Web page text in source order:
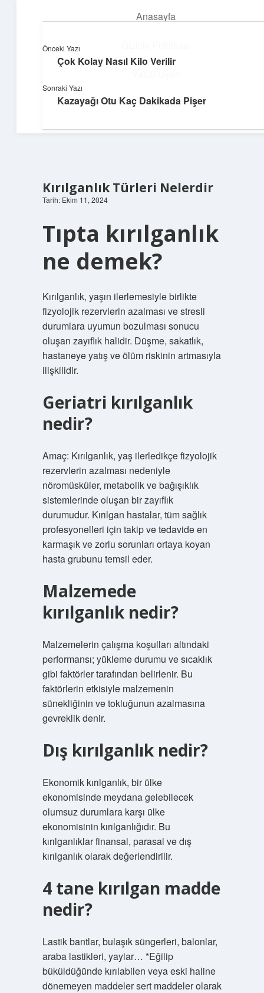
Anasayfa
Hakkımızda
Üretim ve İlham
Yaratıcı projelerle dünyanı inşa et!
Kırılganlık Türleri Nelerdir
Tarih: Ekim 11, 2024
Tıpta kırılganlık
ne demek?
Kırılganlık, yaşın ilerlemesiyle birlikte
fizyolojik rezervlerin azalması ve stresli
durumlara uyumun bozulması sonucu
oluşan zayıflık halidir. Düşme, sakatlık,
hastaneye yatış ve ölüm riskinin artmasıyla
ilişkilidir.
Geriatri kırılganlık
nedir?
Amaç: Kırılganlık, yaş ilerledikçe fizyolojik
rezervlerin azalması nedeniyle
nöromüsküler, metabolik ve bağışıklık
sistemlerinde oluşan bir zayıflık
durumudur. Kırılgan hastalar, tüm sağlık
profesyonelleri için takip ve tedavide en
karmaşık ve zorlu sorunları ortaya koyan
hasta grubunu temsil eder.
Malzemede
kırılganlık nedir?
Malzemelerin çalışma koşulları altındaki
performansı; yükleme durumu ve sıcaklık
gibi faktörler tarafından belirlenir. Bu
faktörlerin etkisiyle malzemenin
sünekliğinin ve tokluğunun azalmasına
gevreklik denir.
Dış kırılganlık nedir?
Ekonomik kırılganlık, bir ülke
ekonomisinde meydana gelebilecek
olumsuz durumlara karşı ülke
ekonomisinin kırılganlığıdır. Bu
kırılganlıklar finansal, parasal ve dış
kırılganlık olarak değerlendirilir.
4 tane kırılgan madde
nedir?
Lastik bantlar, bulaşık süngerleri, balonlar,
araba lastikleri, yaylar… *Eğilip
büküldüğünde kırılabilen veya eski haline
dönemeyen maddeler sert maddeler olarak
Önceki Yazı
Çok Kolay Nasıl Kilo Verilir
Sonraki Yazı
Kazayağı Otu Kaç Dakikada Pişer